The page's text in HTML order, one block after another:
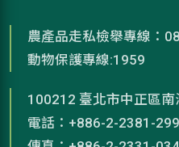
農產品走私檢舉專線：
動物保護專線:1959
100212 臺北市中正區南
電話：+886-2-2381-